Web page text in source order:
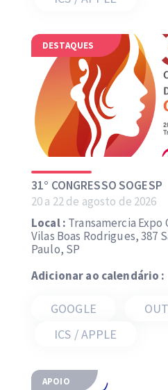
DESTAQUES
31° CONGRESSO SOGESP
20 a 22 de agosto de 2026
Local : Transamercia Expo
Vilas Boas Rodrigues, 387
Paulo, SP
Adicionar ao calendário :
GOOGLE
ICS / APPLE
APOIO